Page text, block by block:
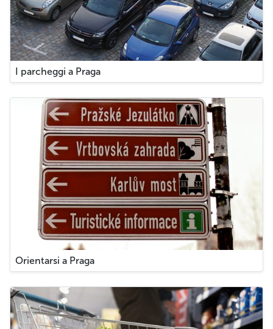
I parcheggi a Praga
Orientarsi a Praga